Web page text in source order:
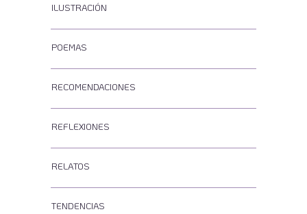
ILUSTRACIÓN
POEMAS
RECOMENDACIONES
REFLEXIONES
RELATOS
TENDENCIAS